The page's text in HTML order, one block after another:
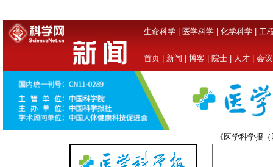
生命科学 医学科学 化学科学 工
首页 新闻 博客 院士 人才 会议
《医学科学